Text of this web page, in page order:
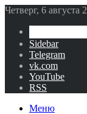
Четверг, 6 августа
Sidebar
Telegram
vk.com
YouTube
RSS
Меню